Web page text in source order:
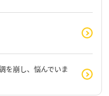
を崩し、悩んでいま